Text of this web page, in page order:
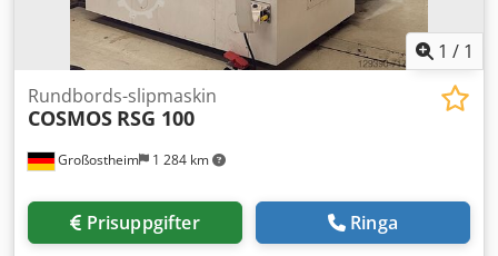
1 / 1
Großostheim 1 284 km
Rundbords-slipmaskin
COSMOS RSG 100
Prisuppgifter Ringa